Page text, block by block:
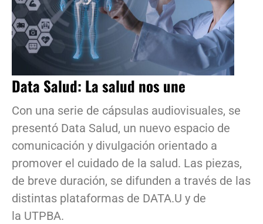
Data Salud: La salud nos une
Con una serie de cápsulas audiovisuales, se
presentó Data Salud, un nuevo espacio de
comunicación y divulgación orientado a
promover el cuidado de la salud. Las piezas,
de breve duración, se difunden a través de las
distintas plataformas de DATA.U y de
la UTPBA.